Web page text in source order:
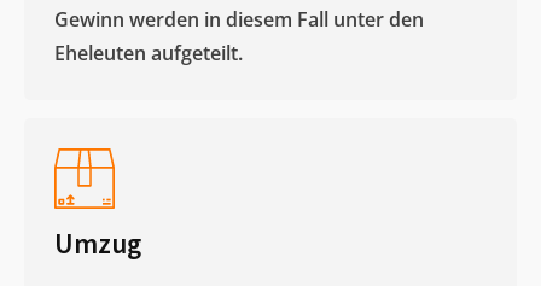
Gewinn werden in diesem Fall unter den
Eheleuten aufgeteilt.​
Umzug